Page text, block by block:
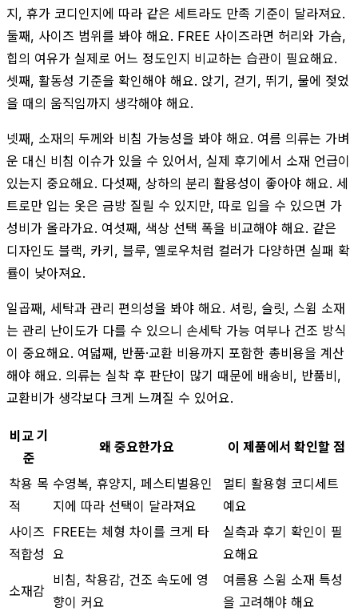
지, 휴가 코디인지에 따라 같은 세트라도 만족 기준이 달라져요.
둘째, 사이즈 범위를 봐야 해요. FREE 사이즈라면 허리와 가슴,
힙의 여유가 실제로 어느 정도인지 비교하는 습관이 필요해요.
셋째, 활동성 기준을 확인해야 해요. 앉기, 걷기, 뛰기, 물에 젖었
을 때의 움직임까지 생각해야 해요.
넷째, 소재의 두께와 비침 가능성을 봐야 해요. 여름 의류는 가벼
운 대신 비침 이슈가 있을 수 있어서, 실제 후기에서 소재 언급이
있는지 중요해요. 다섯째, 상하의 분리 활용성이 좋아야 해요. 세
트로만 입는 옷은 금방 질릴 수 있지만, 따로 입을 수 있으면 가
성비가 올라가요. 여섯째, 색상 선택 폭을 비교해야 해요. 같은
디자인도 블랙, 카키, 블루, 옐로우처럼 컬러가 다양하면 실패 확
률이 낮아져요.
일곱째, 세탁과 관리 편의성을 봐야 해요. 셔링, 슬릿, 스윔 소재
는 관리 난이도가 다를 수 있으니 손세탁 가능 여부나 건조 방식
이 중요해요. 여덟째, 반품·교환 비용까지 포함한 총비용을 계산
해야 해요. 의류는 실착 후 판단이 많기 때문에 배송비, 반품비,
교환비가 생각보다 크게 느껴질 수 있어요.
비교 기
준
왜 중요한가요 이 제품에서 확인할 점
착용 목
적
수영복, 휴양지, 페스티벌용인
지에 따라 선택이 달라져요
멀티 활용형 코디세트
예요
사이즈
적합성
FREE는 체형 차이를 크게 타
요
실측과 후기 확인이 필
요해요
소재감
비침, 착용감, 건조 속도에 영
향이 커요
여름용 스윔 소재 특성
을 고려해야 해요